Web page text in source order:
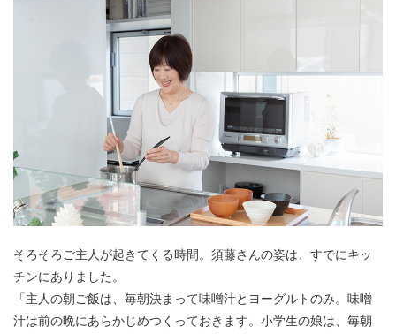
そろそろご主人が起きてくる時間。須藤さんの姿は、すでにキッ
チンにありました。
「主人の朝ご飯は、毎朝決まって味噌汁とヨーグルトのみ。味噌
汁は前の晩にあらかじめつくっておきます。小学生の娘は、毎朝